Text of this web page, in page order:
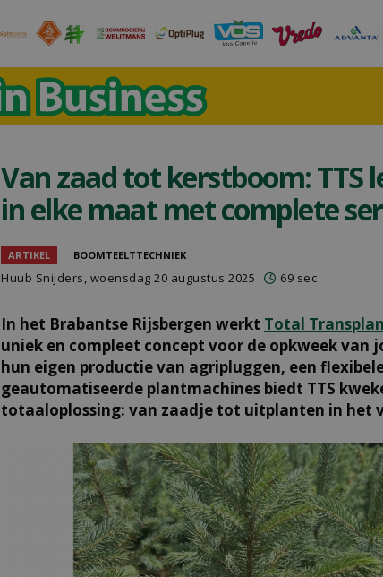
Van zaad tot kerstboom: TTS
in elke maat met complete
ARTIKEL BOOMTEELTTECHNIEK
Huub Snijders, woensdag 20 augustus 2025 69 sec
In het Brabantse Rijsbergen werkt Total
uniek en compleet concept voor de opkweek van
hun eigen productie van agripluggen, een
geautomatiseerde plantmachines biedt TTS
totaaloplossing: van zaadje tot uitplanten in het